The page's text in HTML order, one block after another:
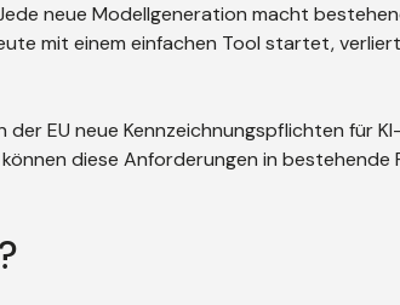
neue Modellgeneration macht
mit einem einfachen Tool startet,
EU neue Kennzeichnungspflichten für
diese Anforderungen in bestehende